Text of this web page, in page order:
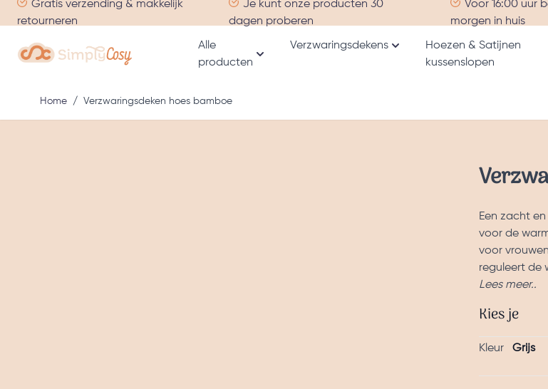
Ga naar de inhoud
Gratis verzending & makkelijk
retourneren
Je kunt onze producten 30
dagen proberen
Voor 16:00 uur
morgen in huis
Alle
producten
Toon submenu voor Alle producten categorie
Verzwaringsdekens
Toon submenu voor
Hoezen & Satijnen
kussenslopen
Home / Verzwaringsdeken hoes bamboe
Een zacht
voor de
voor
reguleert de
Lees meer..
Kies je
Kleur Grijs